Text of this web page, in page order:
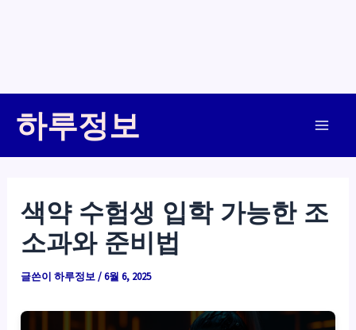
하루정보
색약 수험생 입학 가능한 조
소과와 준비법
글쓴이하루정보/6월 6, 2025